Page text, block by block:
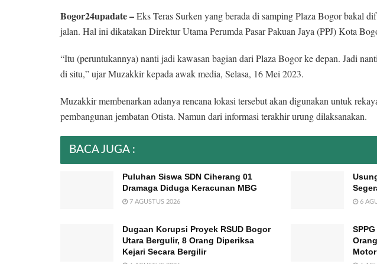
Bogor24upadate –Eks Teras Surken yang berada di samping Plaza Bogor bakal
jalan. Hal ini dikatakan Direktur Utama Perumda Pasar Pakuan Jaya (PPJ) Kota
“Itu (peruntukannya) nanti jadi kawasan bagian dari Plaza Bogor ke depan. Jadi
di situ,” ujar Muzakkir kepada awak media, Selasa, 16 Mei 2023.
Muzakkir membenarkan adanya rencana lokasi tersebut akan digunakan untuk
pembangunan jembatan Otista. Namun dari informasi terakhir urung dilaksanakan.
BACA JUGA :
Puluhan Siswa SDN Ciherang 01
Dramaga Diduga Keracunan MBG
7 AGUSTUS 2026 6
Dugaan Korupsi Proyek RSUD Bogor
Utara Bergulir, 8 Orang Diperiksa
Kejari Secara Bergilir